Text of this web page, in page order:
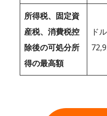
所得税、固定資
産税、消費税控
除後の可処分所
得の最高額
ド